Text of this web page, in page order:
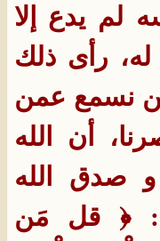
لم يدع إلا
له، رأى ذلك
نسمع عمن
أن الله
و صدق الله
: ﴿ قل مَن